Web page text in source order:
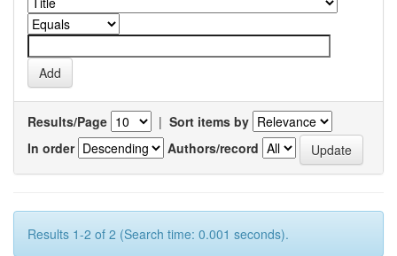
Results/Page | Sort items by
In order
Authors/record
Results 1-2 of 2 (Search time: 0.001 seconds).